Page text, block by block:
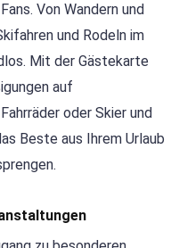
Von Wandern und
und Rodeln im
Mit der Gästekarte
auf
oder Skier und
Beste aus Ihrem Urlaub